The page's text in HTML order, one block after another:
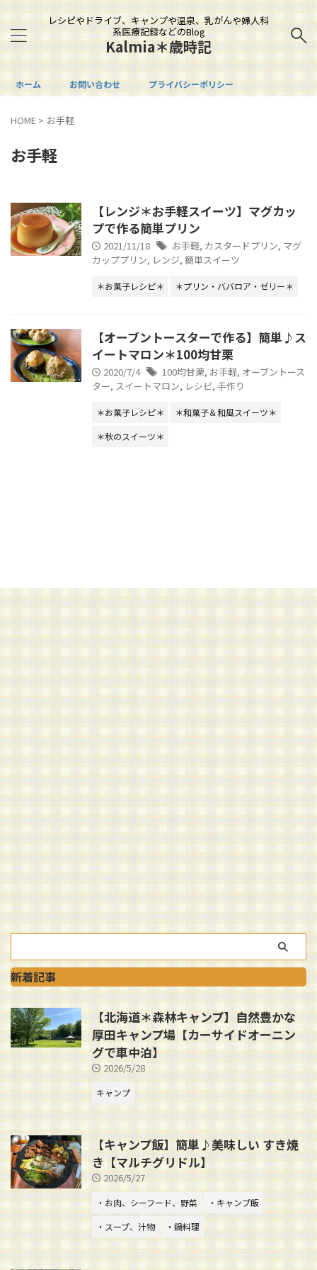
レシピやドライブ、キャンプや温泉、乳がんや婦人科
系医療記録などのBlog
Kalmia＊歳時記
ホーム お問い合わせ プライバシーポリシー
HOME > お手軽
お手軽
【レンジ＊お手軽スイーツ】マグカッ
プで作る簡単プリン
2021/11/18 お手軽, カスタードプリン, マグ
カッププリン, レンジ, 簡単スイーツ
＊お菓子レシピ＊ ＊プリン・ババロア・ゼリー＊
【オーブントースターで作る】簡単♪ス
イートマロン＊100均甘栗
2020/7/4 100均甘栗, お手軽, オーブントース
ター, スイートマロン, レシピ, 手作り
＊お菓子レシピ＊
＊和菓子＆和風スイーツ＊
＊秋のスイーツ＊
新着記事
【北海道＊森林キャンプ】自然豊かな
厚田キャンプ場【カーサイドオーニン
グで車中泊】
2026/5/28
キャンプ
【キャンプ飯】簡単♪美味しい すき焼
き【マルチグリドル】
2026/5/27
・お肉、シーフード、野菜
・キャンプ飯
・スープ、汁物
・鍋料理